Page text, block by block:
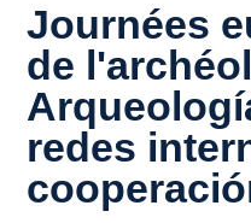
Journées
de
redes